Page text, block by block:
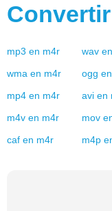
mp3 en m4r wav en
wma en m4r ogg en
mp4 en m4r avi en
m4v en m4r mov
caf en m4r m4p